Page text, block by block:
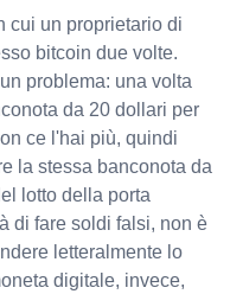
cui un proprietario di
bitcoin due volte.
problema: una volta
da 20 dollari per
ce l'hai più, quindi
la stessa banconota da
lotto della porta
di fare soldi falsi, non è
letteralmente lo
digitale, invece,